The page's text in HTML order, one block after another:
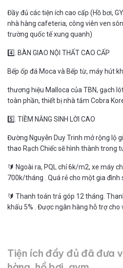
Đầy đủ các tiện ích cao cấp (Hồ bơi,
nhà hàng cafeteria, công viên ven
trường quốc tế xung quanh)
4️⃣. BÀN GIAO NỘI THẤT CAO CẤP
Bếp ốp đá Moca và Bếp từ, máy hút
thương hiệu Malloca của TBN, gạch
toàn phần, thiết bị nhà tắm Cobra
5️⃣. TIỀM NĂNG SINH LỜI CAO
Đường Nguyễn Duy Trinh mở rộng lộ
thao Rạch Chiếc sẽ hình thành trong
🔰 Ngoài ra, PQL chỉ 6k/m2, xe máy
700k/tháng . Quá rẻ cho một gia đình
🔰 Thanh toán trả góp 12 tháng.
khấu 5% . Được ngân hàng hỗ trợ cho
Tiện ích đầy đủ đã đưa